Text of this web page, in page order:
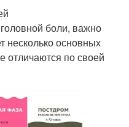
боли, важно
несколько основных
отличаются по своей